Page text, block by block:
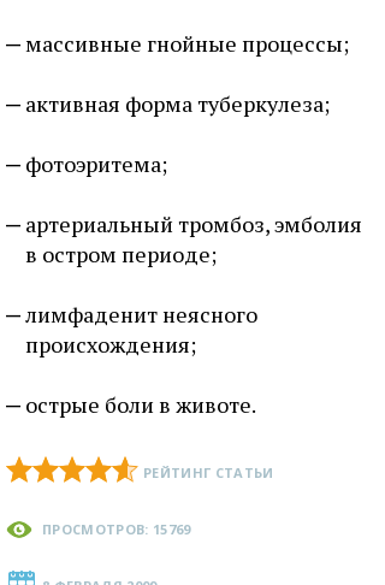
массивные гнойные процессы;
активная форма туберкулеза;
фотоэритема;
артериальный тромбоз, эмболия
в остром периоде;
лимфаденит неясного
происхождения;
острые боли в животе.
РЕЙТИНГ СТАТЬИ
ПРОСМОТРОВ: 15769